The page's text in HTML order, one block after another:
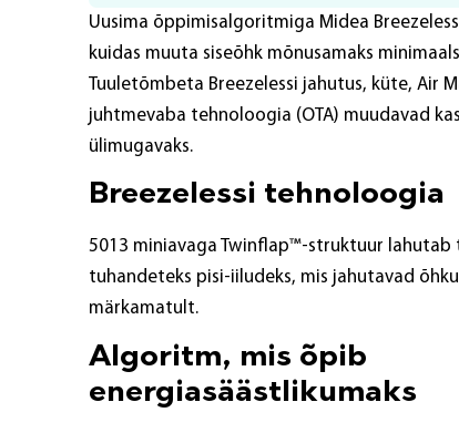
Uusima õppimisalgoritmiga Midea
kuidas muuta siseõhk mõnusamaks
Tuuletõmbeta Breezelessi jahutus, küte, Air
juhtmevaba tehnoloogia (OTA) muudavad
ülimugavaks.
Breezelessi tehnoloogia
5013 miniavaga Twinflap™-struktuur lahutab
tuhandeteks pisi-iiludeks, mis jahutavad
märkamatult.
Algoritm, mis õpib
energiasäästlikumaks